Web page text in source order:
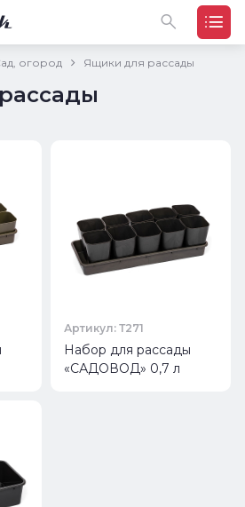
огород Ящики для рассады
Артикул: Т271
Набор для рассады
«САДОВОД» 0,7 л